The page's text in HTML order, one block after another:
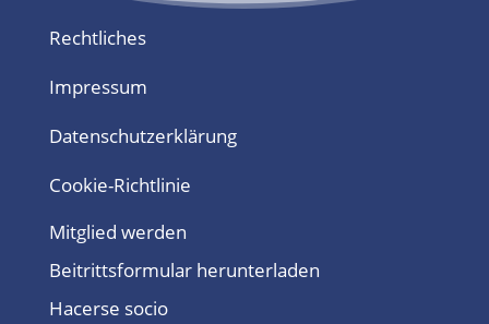
Rechtliches
Impressum
Datenschutzerklärung
Cookie-Richtlinie
Mitglied werden
Beitrittsformular herunterladen
Hacerse socio